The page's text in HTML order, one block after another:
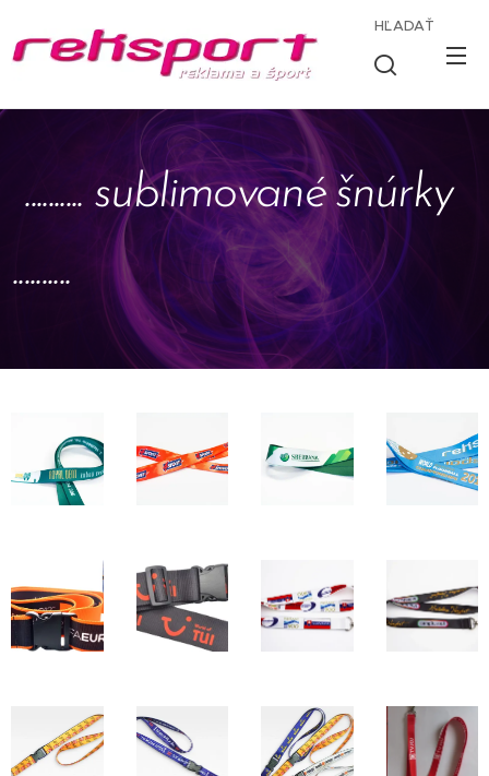
HĽADAŤ
.......... sublimované šnúrky
..........